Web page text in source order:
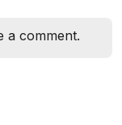
a comment.